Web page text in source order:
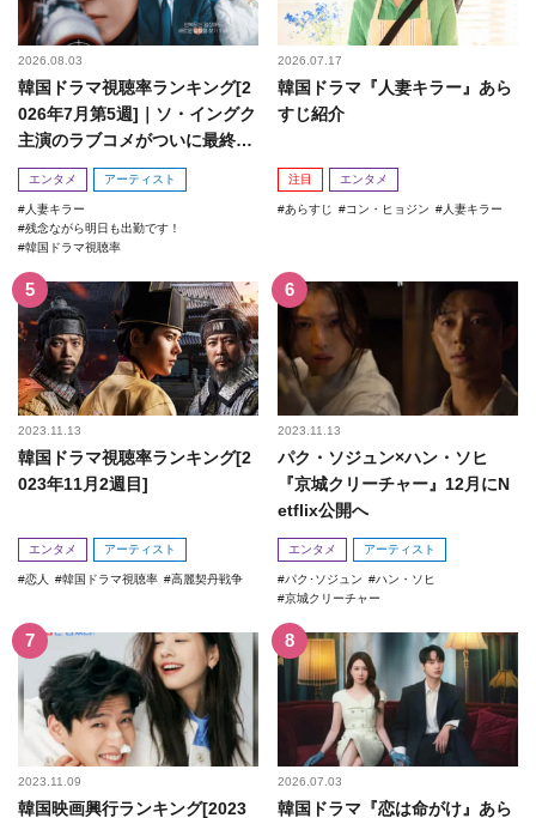
2026.08.03
韓国ドラマ視聴率ランキング[2
026年7月第5週]｜ソ・イングク
主演のラブコメがついに最終
回！
エンタメ アーティスト
人妻キラー
残念ながら明日も出勤です！
韓国ドラマ視聴率
2026.07.17
韓国ドラマ『人妻キラー』あら
すじ紹介
注目 エンタメ
あらすじ コン・ヒョジン 人妻キラー
2023.11.13
韓国ドラマ視聴率ランキング[2
023年11月2週目]
エンタメ アーティスト
恋人 韓国ドラマ視聴率 高麗契丹戦争
2023.11.13
パク・ソジュン×ハン・ソヒ
『京城クリーチャー』12月にN
etflix公開へ
エンタメ アーティスト
パク･ソジュン
ハン・ソヒ
京城クリーチャー
2023.11.09
韓国映画興行ランキング[2023
2026.07.03
韓国ドラマ『恋は命がけ』あら